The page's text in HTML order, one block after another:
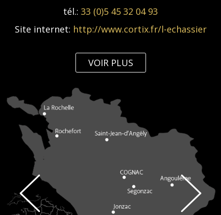
tél.: 33 (0)5 45 32 04 93
Site internet: http://www.cortix.fr/l-echassier
VOIR PLUS